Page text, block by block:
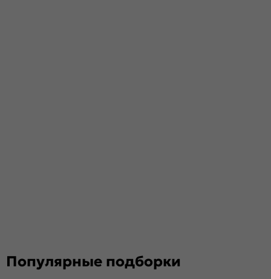
Популярные подборки